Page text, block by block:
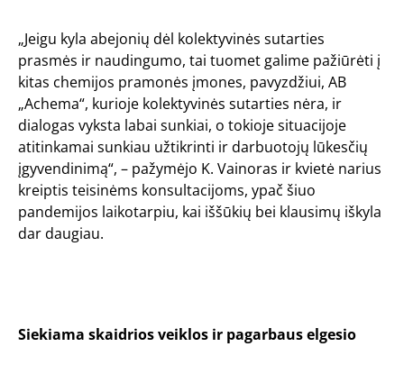
„Jeigu kyla abejonių dėl kolektyvinės sutarties
prasmės ir naudingumo, tai tuomet galime pažiūrėti į
kitas chemijos pramonės įmones, pavyzdžiui, AB
„Achema“, kurioje kolektyvinės sutarties nėra, ir
dialogas vyksta labai sunkiai, o tokioje situacijoje
atitinkamai sunkiau užtikrinti ir darbuotojų lūkesčių
įgyvendinimą“, – pažymėjo K. Vainoras ir kvietė narius
kreiptis teisinėms konsultacijoms, ypač šiuo
pandemijos laikotarpiu, kai iššūkių bei klausimų iškyla
dar daugiau.
Siekiama skaidrios veiklos ir pagarbaus elgesio